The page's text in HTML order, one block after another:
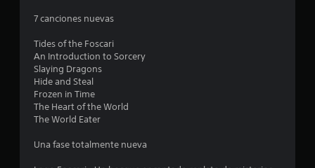
n
s
r
á
p
i
d
a
m
e
7 canciones nuevas
Tides of the Foscari
An Introduction to Sorcery
Slaying Dragons
Hide and Steal
Frozen in Time
The Heart of the World
The World Eater
Una fase totalmente nueva